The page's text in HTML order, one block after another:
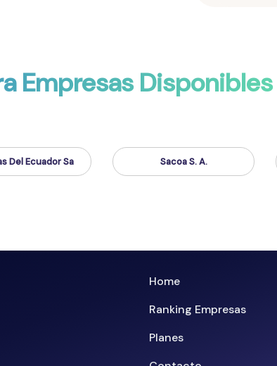
Empresas
Del Ecuador Sa Sacoa S. A.
Home
Ranking Empresas
Planes